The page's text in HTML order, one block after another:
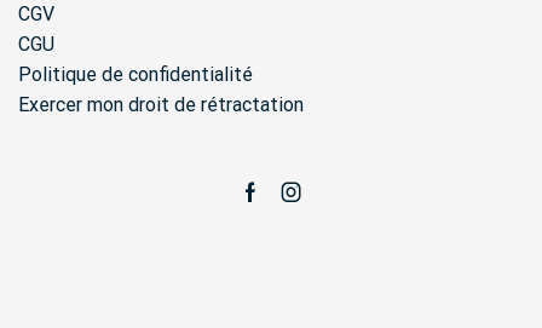
CGV
CGU
Politique de confidentialité
Exercer mon droit de rétractation
FacebookInstagram